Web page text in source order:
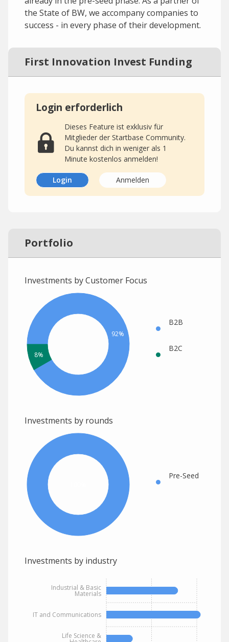
the State of BW, we accompany companies to
success - in every phase of their development.
First Innovation Invest Funding
Login erforderlich
Dieses Feature ist exklusiv für
Mitglieder der Startbase Community.
Du kannst dich in weniger als 1
Minute kostenlos anmelden!
Login Anmelden
Portfolio
Investments by Customer Focus
92%
8%
B2B
B2C
Investments by rounds
Pre-Seed
Investments by industry
Life Science &
IT and Communications
Industrial & Basic
Materials